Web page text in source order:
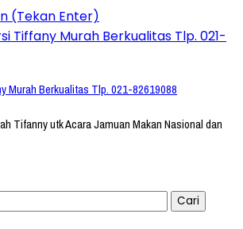
(Tekan Enter)
Murah Berkualitas Tlp. 021-82619088
Tifanny utk Acara Jamuan Makan Nasional dan